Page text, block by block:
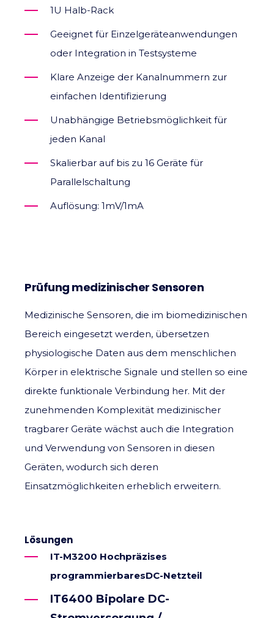
1U Halb-Rack
Geeignet für Einzelgeräteanwendungen
oder Integration in Testsysteme
Klare Anzeige der Kanalnummern zur
einfachen Identifizierung
Unabhängige Betriebsmöglichkeit für
jeden Kanal
Skalierbar auf bis zu 16 Geräte für
Parallelschaltung
Auflösung: 1mV/1mA
Prüfung medizinischer Sensoren
Medizinische Sensoren, die im biomedizinischen
Bereich eingesetzt werden, übersetzen
physiologische Daten aus dem menschlichen
Körper in elektrische Signale und stellen so eine
direkte funktionale Verbindung her. Mit der
zunehmenden Komplexität medizinischer
tragbarer Geräte wächst auch die Integration
und Verwendung von Sensoren in diesen
Geräten, wodurch sich deren
Einsatzmöglichkeiten erheblich erweitern.
Lösungen
IT-M3200 Hochpräzises
programmierbaresDC-Netzteil
IT6400 Bipolare DC-